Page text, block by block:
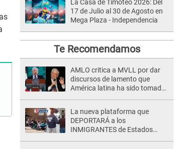
La Casa de Timoteo 2026: Del
17 de Julio al 30 de Agosto en
Mega Plaza - Independencia
Te Recomendamos
AMLO critica a MVLL por dar
discursos de lamento que
América latina ha sido tomada
La nueva plataforma que
DEPORTARÁ a los
INMIGRANTES de Estados